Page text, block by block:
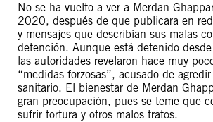
No se ha vuelto a ver a Merdan
2020, después de que publicara en
y mensajes que describían sus malas
detención. Aunque está detenido
las autoridades revelaron hace muy
“medidas forzosas”, acusado de
sanitario. El bienestar de Merdan
gran preocupación, pues se teme que
sufrir tortura y otros malos tratos.